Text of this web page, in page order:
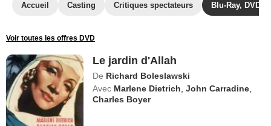
Accueil Casting Critiques spectateurs Blu-Ray, DVD
Voir toutes les offres DVD
Le jardin d'Allah
De Richard Boleslawski
Avec Marlene Dietrich ,John Carradine
Charles Boyer